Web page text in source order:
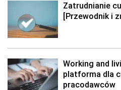
Zatrudnianie
[Przewodnik i
Working and
platforma dla
pracodawców